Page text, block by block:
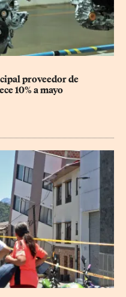
proveedor de
10% a mayo